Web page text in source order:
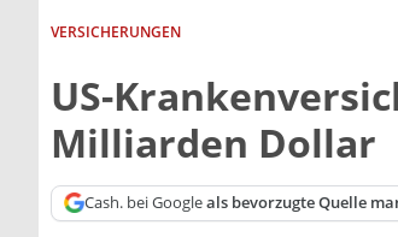
VERSICHERUNGEN
US-
Milliarden Dollar
Cash. bei Googleals bevorzugte Quelle